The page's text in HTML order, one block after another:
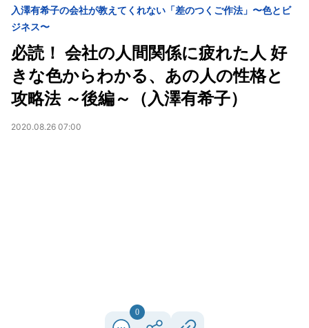
入澤有希子の会社が教えてくれない「差のつくご作法」〜色とビ
ジネス〜
必読！ 会社の人間関係に疲れた人 好
きな色からわかる、あの人の性格と
攻略法 ～後編～（入澤有希子）
2020.08.26 07:00
0